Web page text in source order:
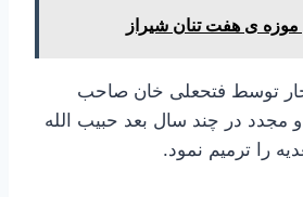
موزه ی هفت تنان شیراز
توسط فتحعلی خان صاحب
در چند سال بعد حبیب الله
را ترمیم نمود.